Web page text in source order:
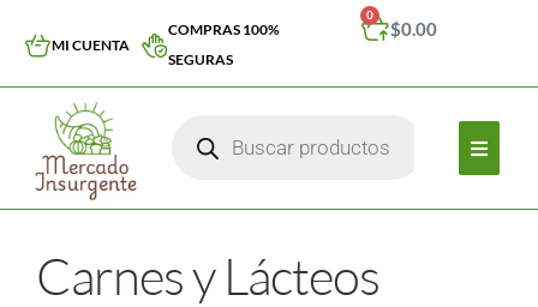
MI CUENTA
COMPRAS 100%
SEGURAS
$0.00
0
Carnes y Lácteos